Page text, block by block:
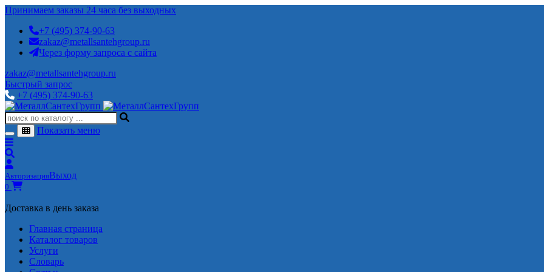
Принимаем заказы 24 часа без выходных
+7 (495) 374-90-63
zakaz@metallsantehgroup.ru
Через форму запроса с сайта
zakaz@metallsantehgroup.ru
Быстрый запрос
+7 (495) 374-90-63
Показать меню
АвторизацияВыход
0
Доставка в день заказа
Главная страница
Каталог товаров
Услуги
Словарь